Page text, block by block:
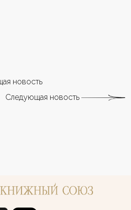
новость
Следующая новость